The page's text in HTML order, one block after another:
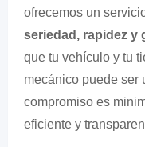
ofrecemos un
seriedad, rapidez y
que tu vehículo y tu
mecánico puede ser
compromiso es
eficiente y